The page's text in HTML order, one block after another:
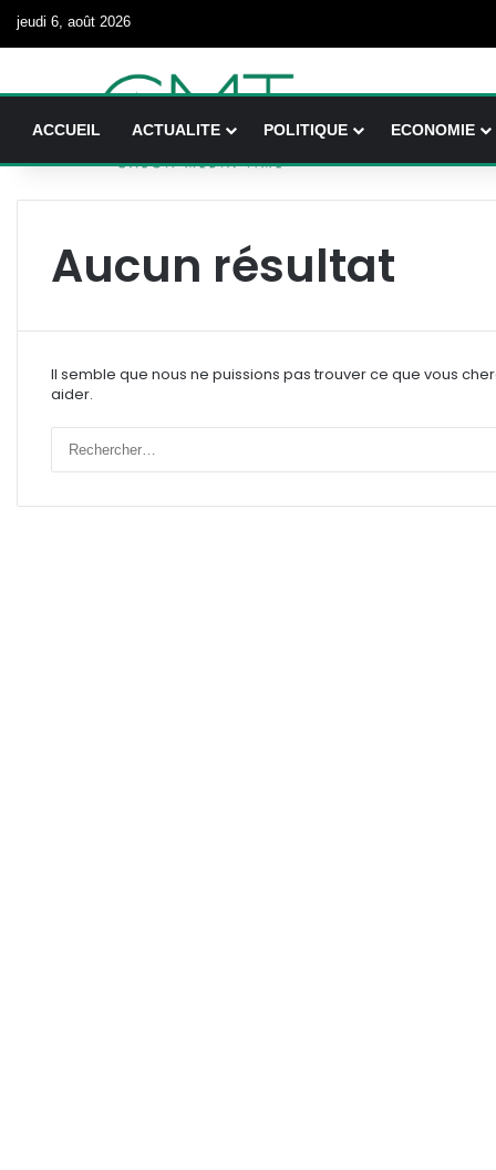
jeudi 6, août 2026
ACCUEIL ACTUALITE POLITIQUE ECONOMIE
Aucun résultat
Il semble que nous ne puissions pas trouver ce que vous
aider.